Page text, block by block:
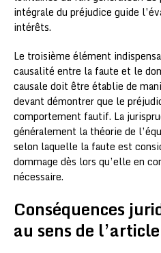
intégrale du préjudice guide
intérêts.
Le troisième élément
causalité entre la faute et le
causale doit être établie de
devant démontrer que le
comportement fautif. La
généralement la théorie de
selon laquelle la faute est
dommage dès lors qu’elle en
nécessaire.
Conséquences
au sens de